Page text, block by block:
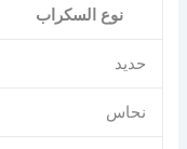
نوع السكراب
حديد
نحاس